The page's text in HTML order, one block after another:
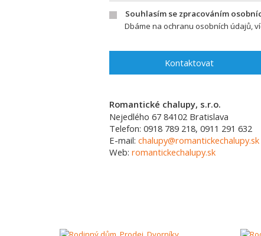
Souhlasím se zpracováním
Dbáme na ochranu osobních údajů,
Kontaktovat
Romantické chalupy, s.r.o.
Nejedlého 67 84102 Bratislava
Telefon: 0918 789 218, 0911 291 632
E-mail: chalupy@romantickechalupy.sk
Web: romantickechalupy.sk